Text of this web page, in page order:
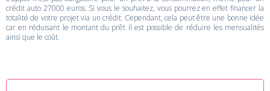
crédit auto 27000 euros. Si vous le souhaitez, vous pourrez en effet financer la
totalité de votre projet via un crédit. Cependant, cela peut être une bonne idée
car en réduisant le montant du prêt il est possible de réduire les mensualités
ainsi que le coût.